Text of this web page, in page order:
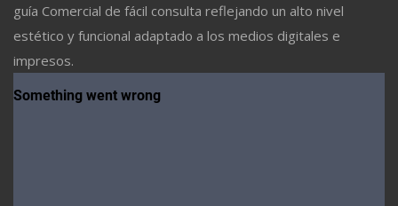
guía Comercial de fácil consulta reflejando un alto nivel
estético y funcional adaptado a los medios digitales e
impresos.